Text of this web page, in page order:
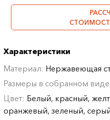
Характеристики
Материал: Нержавеющая
Размеры в собранном
Цвет: Белый, красный,
оранжевый, зеленый,